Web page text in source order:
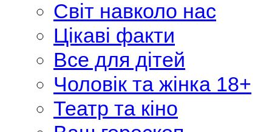
Світ навколо нас
Цікаві факти
Все для дітей
Чоловік та жінка 18+
Театр та кіно